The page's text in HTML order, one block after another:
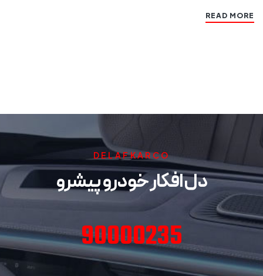
READ MORE
DELAFKARCO
دل افکار خودرو پیشرو
90000235